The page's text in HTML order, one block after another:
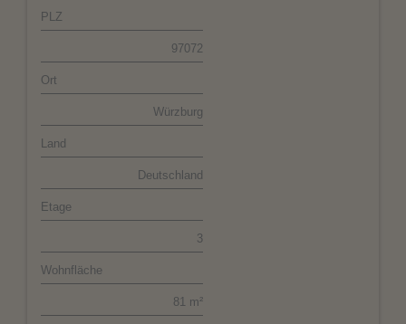
PLZ
97072
Ort
Würzburg
Land
Deutschland
Etage
3
Wohnfläche
81 m²